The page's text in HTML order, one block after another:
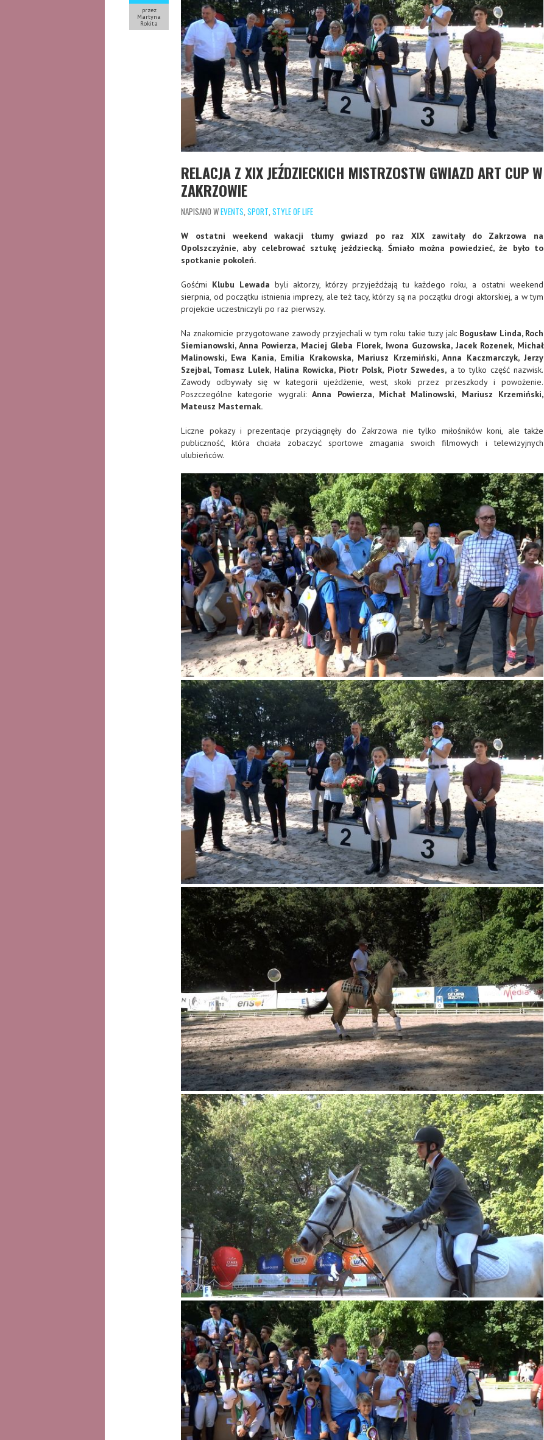
przez
Martyna
Rokita
RELACJA Z XIX JEŹDZIECKICH MISTRZOSTW GWIAZD ART CUP W
ZAKRZOWIE
NAPISANO WEVENTS SPORT STYLE OF LIFE
W ostatni weekend wakacji tłumy gwiazd po raz XIX zawitały do Zakrzowa na
Opolszczyźnie, aby celebrować sztukę jeździecką. Śmiało można powiedzieć, że było to
spotkanie pokoleń.
Gośćmi Klubu Lewada byli aktorzy, którzy przyjeżdżają tu każdego roku, a ostatni weekend
sierpnia, od początku istnienia imprezy, ale też tacy, którzy są na początku drogi aktorskiej, a w tym
projekcie uczestniczyli po raz pierwszy.
Na znakomicie przygotowane zawody przyjechali w tym roku takie tuzy jak: Bogusław Linda, Roch
Siemianowski, Anna Powierza, Maciej Gleba Florek, Iwona Guzowska, Jacek Rozenek, Michał
Malinowski, Ewa Kania, Emilia Krakowska, Mariusz Krzemiński, Anna Kaczmarczyk, Jerzy
Szejbal, Tomasz Lulek, Halina Rowicka, Piotr Polsk, Piotr Szwedes,a to tylko część nazwisk.
Zawody odbywały się w kategorii ujeżdżenie, west, skoki przez przeszkody i powożenie.
Poszczególne kategorie wygrali:Anna Powierza, Michał Malinowski, Mariusz Krzemiński,
Mateusz Masternak.
Liczne pokazy i prezentacje przyciągnęły do Zakrzowa nie tylko miłośników koni, ale także
publiczność, która chciała zobaczyć sportowe zmagania swoich filmowych i telewizyjnych
ulubieńców.